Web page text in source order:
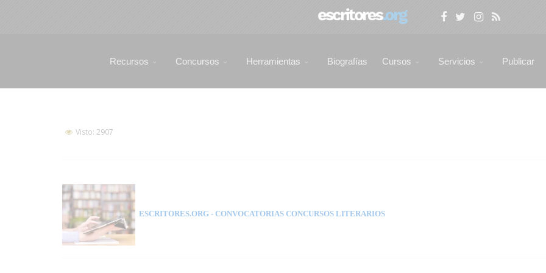
Recursos Concursos Herramientas Biografías Cursos Servicios Publicar
Visto: 2907
ESCRITORES.ORG - CONVOCATORIAS CONCURSOS LITERARIOS